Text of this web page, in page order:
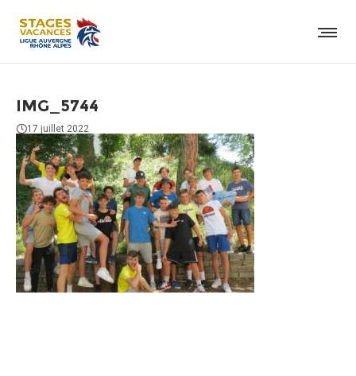
IMG_5744
17 juillet 2022